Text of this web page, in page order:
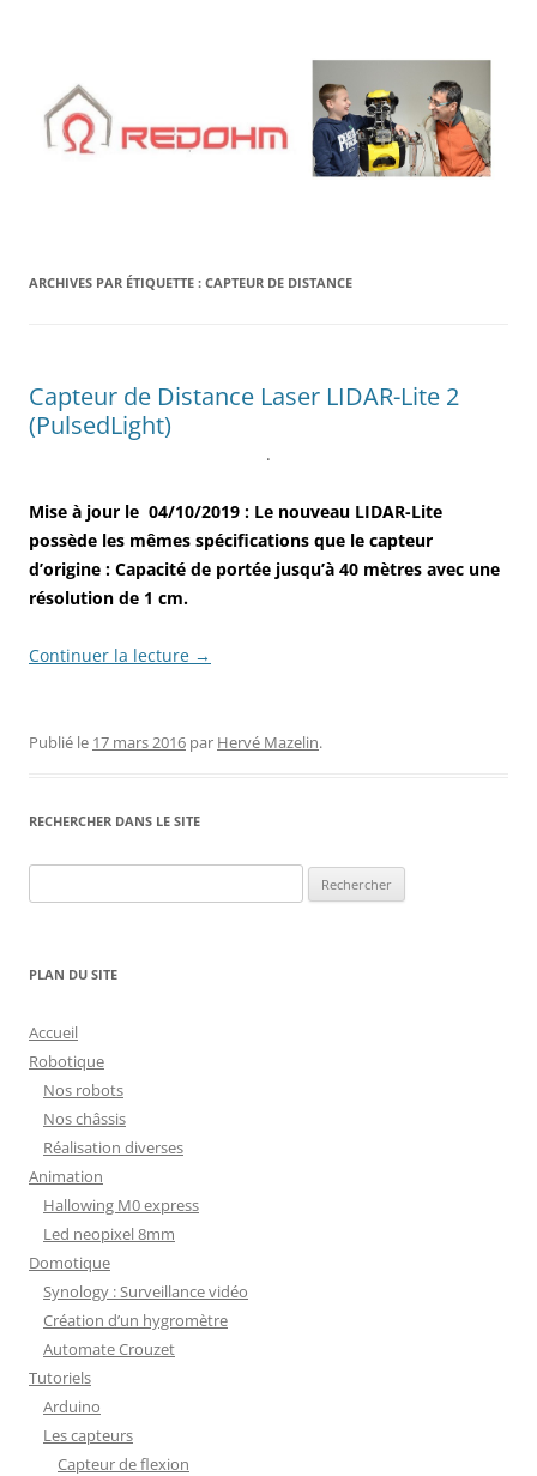
ARCHIVES PAR ÉTIQUETTE : CAPTEUR DE DISTANCE
Capteur de Distance Laser LIDAR-Lite 2
(PulsedLight)
.
Mise à jour le 04/10/2019 : Le nouveau LIDAR-Lite
possède les mêmes spécifications que le capteur
d’origine : Capacité de portée jusqu’à 40 mètres avec une
résolution de 1 cm.
Continuer la lecture →
Publié le 17 mars 2016 par Hervé Mazelin.
RECHERCHER DANS LE SITE
PLAN DU SITE
Accueil
Robotique
Nos robots
Nos châssis
Réalisation diverses
Animation
Hallowing M0 express
Led neopixel 8mm
Domotique
Synology : Surveillance vidéo
Création d’un hygromètre
Automate Crouzet
Tutoriels
Arduino
Les capteurs
Capteur de flexion